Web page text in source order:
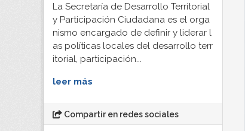
La Secretaría de Desarrollo Territorial
y Participación Ciudadana es el orga
nismo encargado de definir y liderar l
as políticas locales del desarrollo terr
itorial, participación...
leer más
Compartir en redes sociales